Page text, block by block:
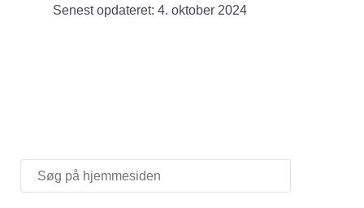
Senest opdateret: 4. oktober 2024